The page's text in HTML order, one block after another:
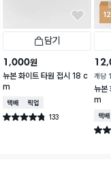
담기
1,000원
뉴본 화이트 타원 접시 18 c
m
택배배송매장픽업
별점 4.8점 133
건 작성
개당
뉴본
m
택배
별점